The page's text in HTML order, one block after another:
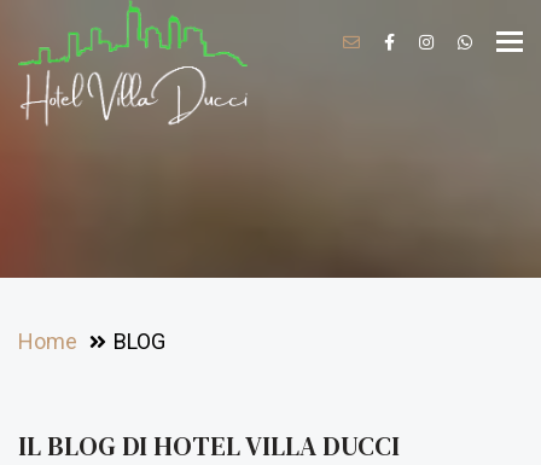
Home BLOG
IL BLOG DI HOTEL VILLA DUCCI